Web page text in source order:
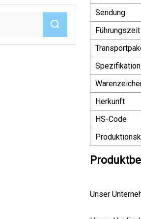
Sendung
Führungszeit
Spezifikation
Herkunft
HS-Code
Unser